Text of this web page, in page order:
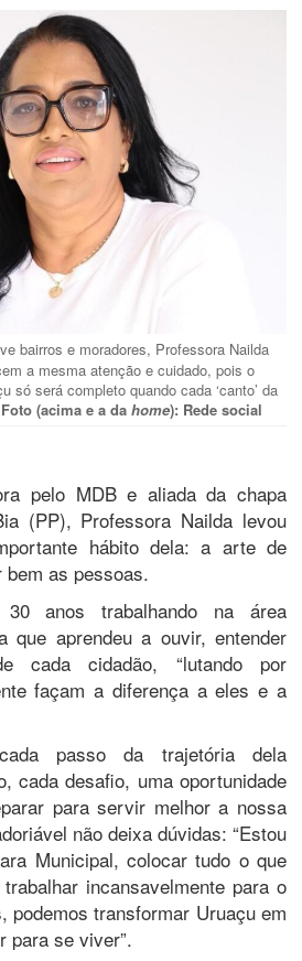
bairros e moradores, Professora Nailda
a mesma atenção e cuidado, pois o
só será completo quando cada ‘canto’ da
(acima e a da home): Rede social
pelo MDB e aliada da chapa
(PP), Professora Nailda levou
hábito dela: a arte de
as pessoas.
anos trabalhando na área
que aprendeu a ouvir, entender
cada cidadão, “lutando por
façam a diferença a eles e a
passo da trajetória dela
cada desafio, uma oportunidade
para servir melhor a nossa
não deixa dúvidas: “Estou
Municipal, colocar tudo o que
incansavelmente para o
podemos transformar Uruaçu em
para se viver”.